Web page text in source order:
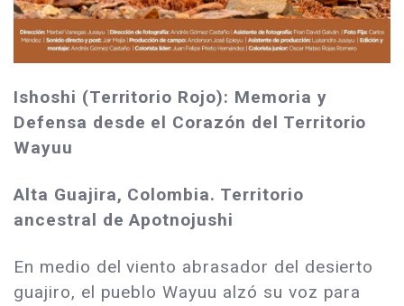
Ishoshi (Territorio Rojo): Memoria y
Defensa desde el Corazón del Territorio
Wayuu
Alta Guajira, Colombia. Territorio
ancestral de Apotnojushi
En medio del viento abrasador del desierto
guajiro, el pueblo Wayuu alzó su voz para